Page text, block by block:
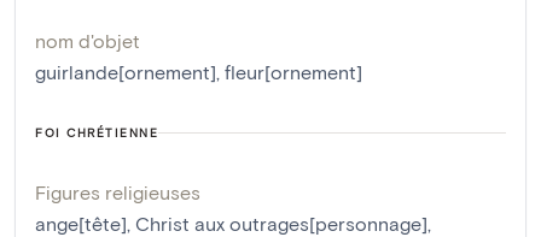
nom d'objet
guirlande[ornement], fleur[ornement]
FOI CHRÉTIENNE
Figures religieuses
ange[tête], Christ aux outrages[personnage],